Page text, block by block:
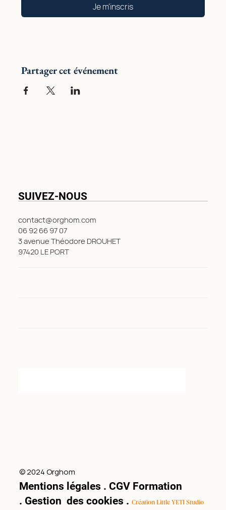
Je m'inscris
Partager cet événement
contact@orghom.com
06 92 66 97 07
3 avenue Théodore DROUHET
97420 LE PORT
© 2024 Orghom
Mentions légales .CGV Formation
. Gestion des cookies .Création Little YETI Studio
SUIVEZ-NOUS